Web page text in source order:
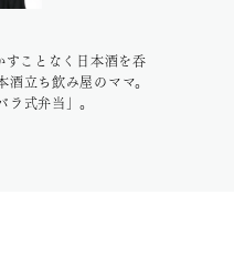
すことなく日本酒を呑
立ち飲み屋のママ。
式弁当」。